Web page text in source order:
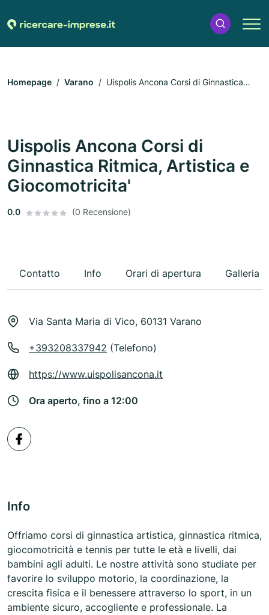
Homepage Varano
Uispolis Ancona Corsi di Ginnastica
Uispolis Ancona Corsi di
Ginnastica Ritmica, Artistica e
Giocomotricita'
0.0 (0 Recensione)
Contatto Info Orari di apertura Galleria
Via Santa Maria di Vico, 60131 Varano
+393208337942 (Telefono)
https://www.uispolisancona.it
Ora aperto, fino a 12:00
Info
Offriamo corsi di ginnastica artistica, ginnastica ritmica,
giocomotricità e tennis per tutte le età e livelli, dai
bambini agli adulti. Le nostre attività sono studiate per
favorire lo sviluppo motorio, la coordinazione, la
crescita fisica e il benessere attraverso lo sport, in un
ambiente sicuro, accogliente e professionale. La